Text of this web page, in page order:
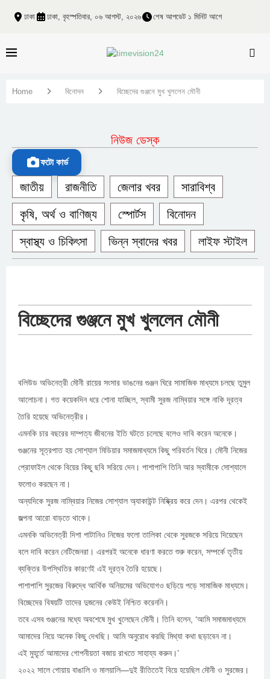
ঢাকা ঢাকা, বৃহস্পতিবার, ০৬ আগস্ট, ২০২৬ শেষ আপডেট ১ মিনিট আগে
Home বিনোদন বিচ্ছেদের গুঞ্জনে মুখ খুললেন মৌনী
নিউজ ডেস্ক
ফটো কার্ড
জাতীয় রাজনীতি জেলার খবর সারাবিশ্ব
কৃষি, অর্থ ও বাণিজ্য স্পোর্টস বিনোদন
স্বাস্থ্য ও চিকিৎসা ভিন্ন স্বাদের খবর লাইফ স্টাইল
বিচ্ছেদের গুঞ্জনে মুখ খুললেন মৌনী
বলিউড অভিনেত্রী মৌনী রায়ের সংসার ভাঙনের গুঞ্জন ঘিরে সামাজিক মাধ্যমে চলছে তুমুল
আলোচনা। গত কয়েকদিন ধরে শোনা যাচ্ছিল, স্বামী সুরজ নাম্বিয়ার সঙ্গে নাকি দূরত্ব
তৈরি হয়েছে অভিনেত্রীর।
এমনকি চার বছরের দাম্পত্য জীবনের ইতি ঘটতে চলেছে বলেও দাবি করেন অনেকে।
গুঞ্জনের সূত্রপাত হয় সোশ্যাল মিডিয়ার সমাজমাধ্যমে কিছু পরিবর্তন ঘিরে। মৌনী নিজের
প্রোফাইল থেকে বিয়ের কিছু ছবি সরিয়ে দেন। পাশাপাশি তিনি আর স্বামীকে সোশ্যালে
ফলোও করছেন না।
অন্যদিকে সুরজ নাম্বিয়ার নিজের সোশ্যাল অ্যাকাউন্ট নিষ্ক্রিয় করে দেন। এরপর থেকেই
জল্পনা আরো বাড়তে থাকে।
এমনকি অভিনেত্রী দিশা পাটানিও নিজের ফলো তালিকা থেকে সুরজকে সরিয়ে দিয়েছেন
বলে দাবি করেন নেটিজেনরা। এরপরই অনেকে ধারণা করতে শুরু করেন, সম্পর্কে তৃতীয়
ব্যক্তির উপস্থিতির কারণেই এই দূরত্ব তৈরি হয়েছে।
পাশাপাশি সুরজের বিরুদ্ধে আর্থিক অনিয়মের অভিযোগও ছড়িয়ে পড়ে সামাজিক মাধ্যমে।
বিচ্ছেদের বিষয়টি তাদের দুজনের কেউই নিশ্চিত করেননি।
তবে এসব গুঞ্জনের মধ্যে অবশেষে মুখ খুলেছেন মৌনী। তিনি বলেন, ‘আমি সমাজমাধ্যমে
আমাদের নিয়ে অনেক কিছু দেখছি। আমি অনুরোধ করছি মিথ্যা কথা ছড়াবেন না।
এই মুহূর্তে আমাদের গোপনীয়তা বজায় রাখতে সাহায্য করুন।’
২০২২ সালে গোয়ায় বাঙালি ও মালয়ালি—দুই রীতিতেই বিয়ে হয়েছিল মৌনী ও সুরজের।